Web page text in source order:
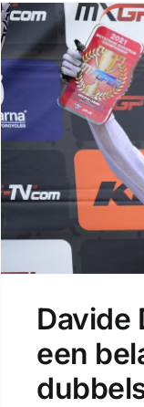
Davide
een